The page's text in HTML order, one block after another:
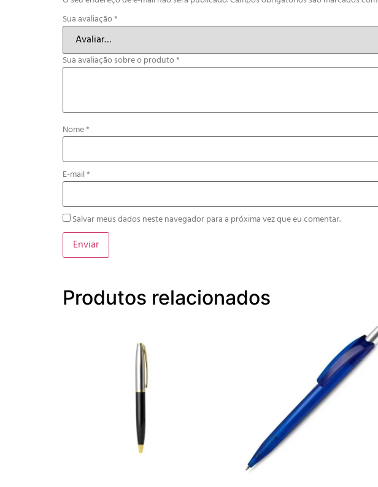
Sua avaliação*
Sua avaliação sobre o produto*
Nome*
E-mail*
Salvar meus dados neste navegador para a próxima vez que eu comentar.
Produtos relacionados